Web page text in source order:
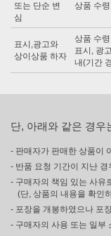
또는 단순 변
심
상품 수
표시,광고와
상이상품 하자
상품 수
표시, 광
내(기간
단, 아래와 같은 경우
- 판매자가 판매한 상품이
- 반품 요청 기간이 지난 경
- 구매자의 책임 있는 사유
(단, 상품의 내용을 확인
- 포장을 개봉하였으나 포
- 구매자의 사용 또는 일부